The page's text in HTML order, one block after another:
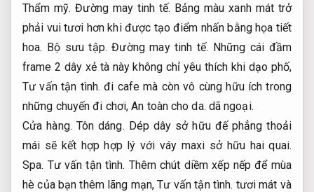
Thẩm mỹ. Đường may tinh tế. Bảng màu xanh mát trở
phải vui tươi hơn khi được tạo điểm nhấn bằng họa tiết
hoa. Bộ sưu tập. Đường may tinh tế. Những cái đầm
frame 2 dây xẻ tà này không chỉ yêu thích khi dạo phố,
Tư vấn tận tình. đi cafe mà còn vô cùng hữu ích trong
những chuyến đi chơi,An toàn cho da. dã ngoại.
Cửa hàng. Tôn dáng. Dép dây sở hữu đế phẳng thoải
mái sẽ kết hợp hợp lý với váy maxi sở hữu hai quai.
Spa. Tư vấn tận tình. Thêm chút diềm xếp nếp để mùa
hè của bạn thêm lãng mạn,Tư vấn tận tình. tươi mát và